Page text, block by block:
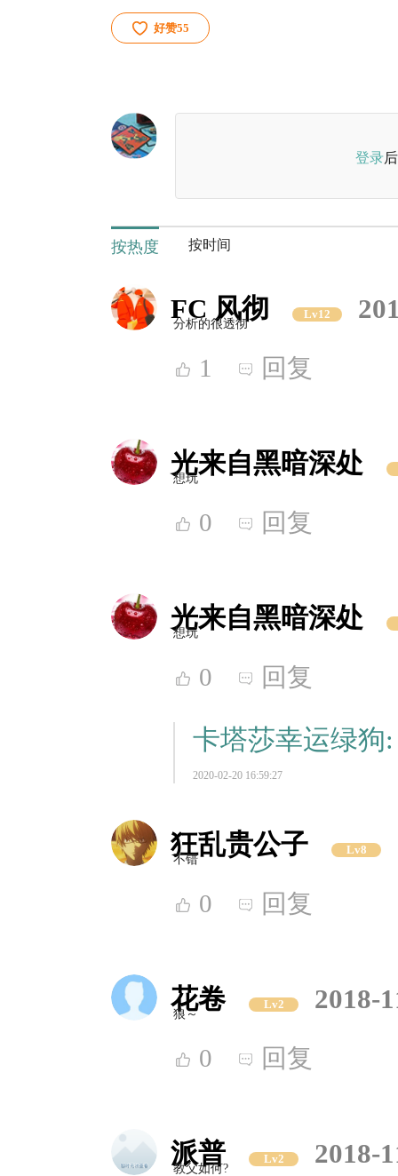
好赞55
登录
按热度 按时间
FC 风彻 Lv12
分析的很透彻
1 回复
光来自黑暗深处
想玩
0 回复
光来自黑暗深处
想玩
0 回复
卡塔莎幸运绿
2020-02-20 16:59:27
狂乱贵公子 Lv8
不错
0 回复
花卷 Lv2 2018-
狼～
0 回复
派普 Lv2 2018-
教父如何?